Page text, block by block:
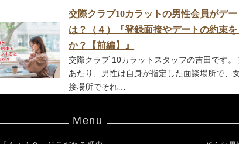
交際クラブ 10カラットの男性会員がデ
は？（４）『登録面接やデートの約束
か？【前編】』
交際クラブ 10カラットスタッフの吉田です
あたり、男性は自身が指定した面談場所で、
接場所でそれ…
Menu